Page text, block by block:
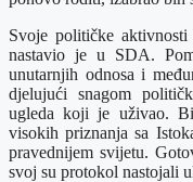
Svoje političke
nastavio je u SDA.
unutarnjih odnosa i
djelujući snagom
ugleda koji je uživao.
visokih priznanja sa
pravednijem svijetu.
svoj su protokol nastojali